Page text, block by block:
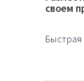
своем
Быстрая